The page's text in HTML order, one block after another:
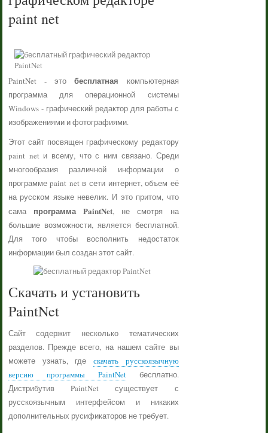
paint net
PaintNet - этобесплатная компьютерная
программа для операционной системы
Windows - графический редактор для работы с
изображениями и фотографиями.
Этот сайт посвящен графическому редактору
paint net и всему, что с ним связано. Среди
многообразия различной информации о
программе paint net в сети интернет, объем её
на русском языке невелик. И это притом, что
сама программа PaintNet, не смотря на
большие возможности, является бесплатной.
Для того чтобы восполнить недостаток
информации был создан этот сайт.
Скачать и установить
PaintNet
Сайт содержит несколько тематических
разделов. Прежде всего, на нашем сайте вы
можете узнать, где скачать русскоязычную
версию программы PaintNetбесплатно.
Дистрибутив PaintNet существует с
русскоязычным интерфейсом и никаких
дополнительных русификаторов не требует.